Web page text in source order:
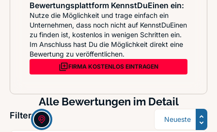
Bewertungsplattform KennstDuEinen ein:
Nutze die Möglichkeit und trage einfach ein
Unternehmen, dass noch nicht auf KennstDuEinen
zu finden ist, kostenlos in wenigen Schritten ein.
Im Anschluss hast Du die Möglichkeit direkt eine
Bewertung zu veröffentlichen.
FIRMA KOSTENLOS EINTRAGEN
Alle Bewertungen im Detail
Filter: Sortierung